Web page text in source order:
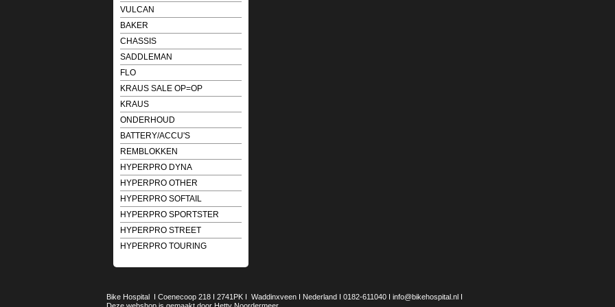
VULCAN
BAKER
CHASSIS
SADDLEMAN
FLO
KRAUS SALE OP=OP
KRAUS
ONDERHOUD
BATTERY/ACCU'S
REMBLOKKEN
HYPERPRO DYNA
HYPERPRO OTHER
HYPERPRO SOFTAIL
HYPERPRO SPORTSTER
HYPERPRO STREET
HYPERPRO TOURING
Bike Hospital I Coenecoop 218 I 2741PK I Waddinxveen I Nederland I 0182-611040 I info@bikehospital.nl I